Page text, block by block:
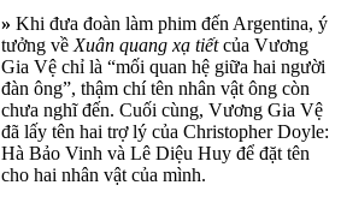
» Khi đưa đoàn làm phim đến Argentina, ý
tưởng về Xuân quang xạ tiếtcủa Vương
Gia Vệ chỉ là “mối quan hệ giữa hai người
đàn ông”, thậm chí tên nhân vật ông còn
chưa nghĩ đến. Cuối cùng, Vương Gia Vệ
đã lấy tên hai trợ lý của Christopher Doyle:
Hà Bảo Vinh và Lê Diệu Huy để đặt tên
cho hai nhân vật của mình.